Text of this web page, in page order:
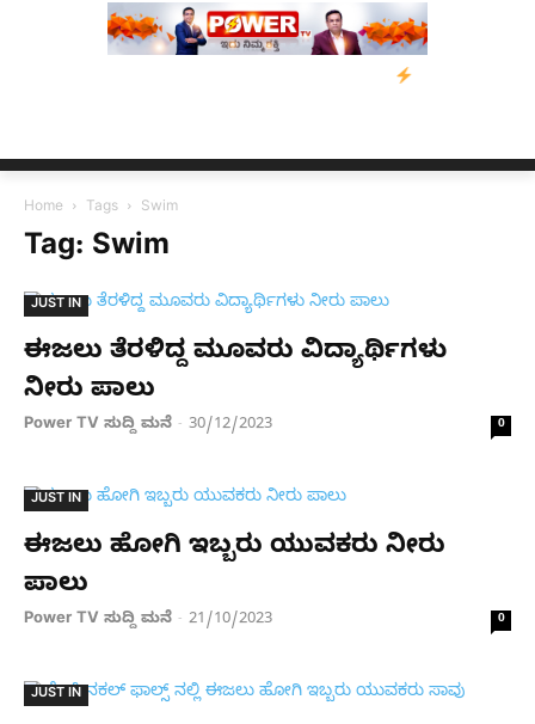
ನ್ಯೂಸ್ ಕಾರ್ಪ್‌ಗೆ
Home Tags Swim
Tag: Swim
JUST IN
ಈಜಲು ತೆರಳಿದ್ದ ಮೂವರು ವಿದ್ಯಾರ್ಥಿಗಳು
ನೀರು ಪಾಲು
Power TV ಸುದ್ದಿ ಮನೆ - 30/12/2023 0
JUST IN
ಈಜಲು ಹೋಗಿ ಇಬ್ಬರು ಯುವಕರು ನೀರು
ಪಾಲು
Power TV ಸುದ್ದಿ ಮನೆ - 21/10/2023 0
JUST IN